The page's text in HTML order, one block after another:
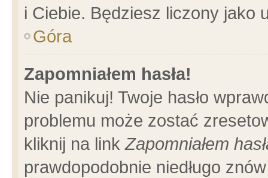
i Ciebie. Będziesz liczony jako
Góra
Zapomniałem hasła!
Nie panikuj! Twoje hasło
problemu może zostać
kliknij na linkZapomniałem
prawdopodobnie niedługo